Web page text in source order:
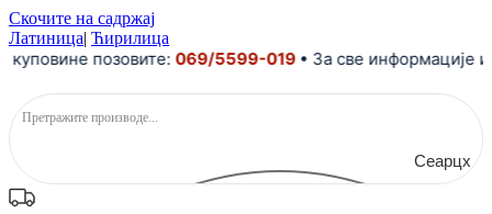
Скочите на садржај
Латиница| Ћирилица
позовите:069/5599-019• За све информације и
Сеарцх